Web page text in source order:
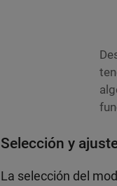
Selección y
La selección del